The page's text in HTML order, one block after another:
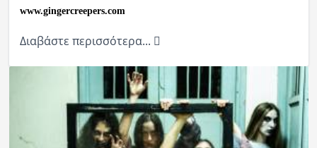
www.gingercreepers.com
Διαβάστε περισσότερα...